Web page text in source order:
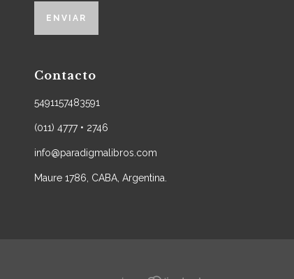
Contacto
5491157483591
(011) 4777 • 2746
info@paradigmalibros.com
Maure 1786, CABA, Argentina.